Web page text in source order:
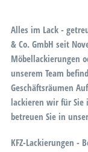
Alles im Lack -
& Co. GmbH seit
Möbellackierungen
unserem Team
Geschäftsräumen
lackieren wir für Sie
betreuen Sie in
KFZ-Lackierungen -